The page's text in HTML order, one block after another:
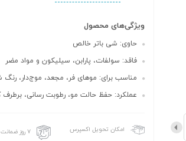
ویژگی‌های محصول
حاوی: شی باتر خالص
فاقد: سولفات، پارابن، سیلیکون و مواد مضر
مناسب برای: موهای فر، مجعد، موج‌دار، رنگ
عملکرد: حفظ حالت مو، رطوبت رسانی، برطرف
امکان تحویل اکسپرس ۷ روز ضمانت بازگشت